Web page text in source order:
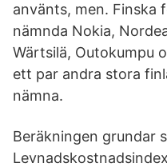
använts, men. Finska
nämnda Nokia,
Wärtsilä, Outokumpu
ett par andra stora
nämna.
Beräkningen grundar